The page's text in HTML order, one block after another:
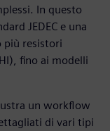
In questo
JEDEC e una
più resistori
fino ai modelli
un workflow
di vari tipi